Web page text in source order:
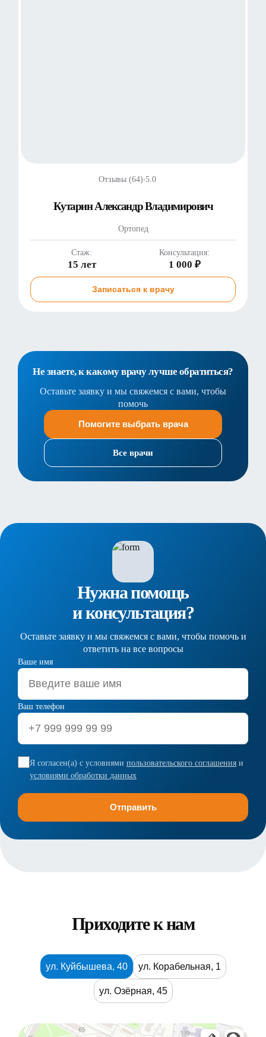
Отзывы (64) 5.0
Кутарин Александр Владимирович
Ортопед
Стаж:
15 лет
Консультация:
1 000 ₽
Записаться к врачу
Не знаете, к какому врачу лучше обратиться?
Оставьте заявку и мы свяжемся с вами, чтобы
помочь
Помогите выбрать врача
Все врачи
Нужна помощь
и консультация?
Оставьте заявку и мы свяжемся с вами, чтобы помочь и
ответить на все вопросы
Ваше имя
Ваш телефон
Я согласен(а) с условиями пользовательского соглашения и
условиями обработки данных
Приходите к нам
ул. Куйбышева, 40 ул. Корабельная, 1
ул. Озёрная, 45